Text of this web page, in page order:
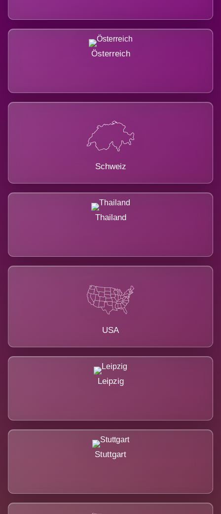
Österreich
Schweiz
Thailand
USA
Leipzig
Stuttgart